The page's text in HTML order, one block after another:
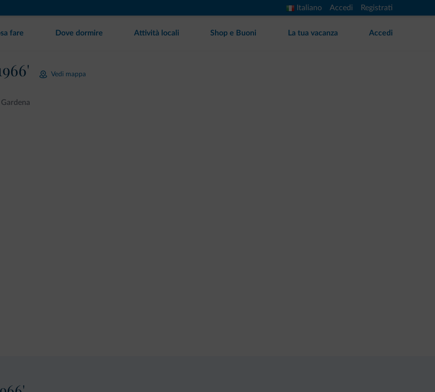
Italiano Accedi Registrati
fare Dove dormire Attività locali Shop e Buoni La tua vacanza Accedi
Vedi mappa